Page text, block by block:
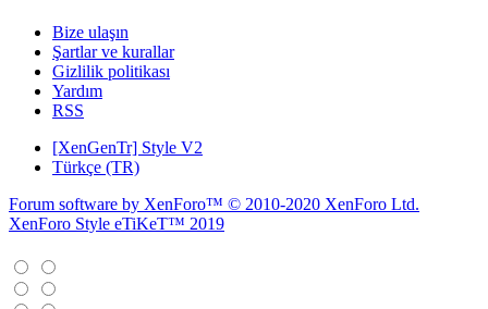
Bize ulaşın
Şartlar ve kurallar
Gizlilik politikası
Yardım
RSS
[XenGenTr] Style V2
Türkçe (TR)
Forum software by XenForo™ © 2010-2020 XenForo Ltd.
XenForo Style eTiKeT™ 2019